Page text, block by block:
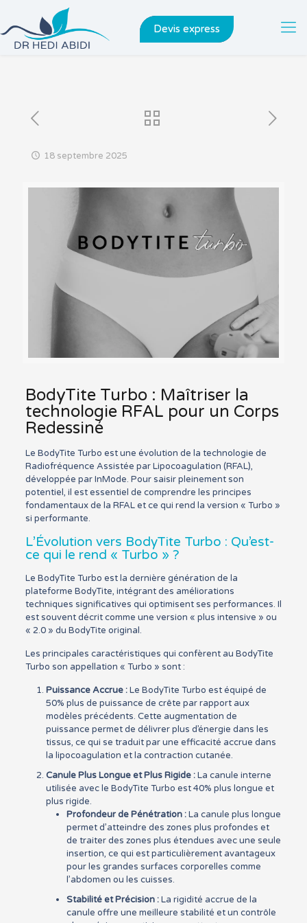
Devis express
18 septembre 2025
BodyTite Turbo : Maîtriser la
technologie RFAL pour un Corps
Redessiné
Le BodyTite Turbo est une évolution de la technologie de
Radiofréquence Assistée par Lipocoagulation (RFAL),
développée par InMode. Pour saisir pleinement son
potentiel, il est essentiel de comprendre les principes
fondamentaux de la RFAL et ce qui rend la version « Turbo »
si performante.
L’Évolution vers BodyTite Turbo : Qu’est-
ce qui le rend « Turbo » ?
Le BodyTite Turbo est la dernière génération de la
plateforme BodyTite, intégrant des améliorations
techniques significatives qui optimisent ses performances. Il
est souvent décrit comme une version « plus intensive » ou
« 2.0 » du BodyTite original.
Les principales caractéristiques qui confèrent au BodyTite
Turbo son appellation « Turbo » sont :
Puissance Accrue :Le BodyTite Turbo est équipé de
50% plus de puissance de crête par rapport aux
modèles précédents. Cette augmentation de
puissance permet de délivrer plus d’énergie dans les
tissus, ce qui se traduit par une efficacité accrue dans
la lipocoagulation et la contraction cutanée.
Canule Plus Longue et Plus Rigide :La canule interne
utilisée avec le BodyTite Turbo est 40% plus longue et
plus rigide.
Profondeur de Pénétration :La canule plus longue
permet d’atteindre des zones plus profondes et
de traiter des zones plus étendues avec une seule
insertion, ce qui est particulièrement avantageux
pour les grandes surfaces corporelles comme
l’abdomen ou les cuisses.
Stabilité et Précision :La rigidité accrue de la
canule offre une meilleure stabilité et un contrôle